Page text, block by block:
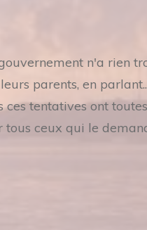
n'a rien
parents, en
tentatives ont
tous ceux qui le